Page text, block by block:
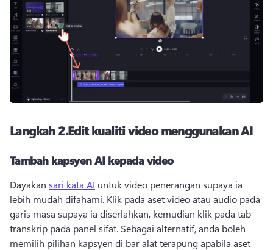
Langkah 2.Edit kualiti video menggunakan AI
Tambah kapsyen AI kepada video
Dayakan sari kata AI untuk video penerangan supaya ia
lebih mudah difahami. Klik pada aset video atau audio pada
garis masa supaya ia diserlahkan, kemudian klik pada tab
transkrip pada panel sifat. Sebagai alternatif, anda boleh
memilih pilihan kapsyen di bar alat terapung apabila aset